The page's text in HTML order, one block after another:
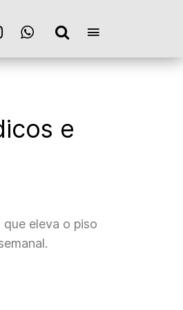
e
eleva o piso